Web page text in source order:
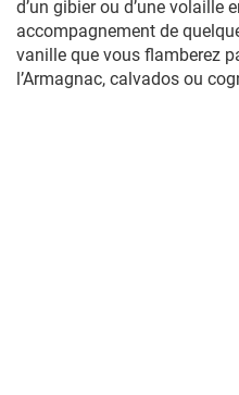
d’un gibier ou d’une volaille
accompagnement de
vanille que vous flamberez
l’Armagnac, calvados ou